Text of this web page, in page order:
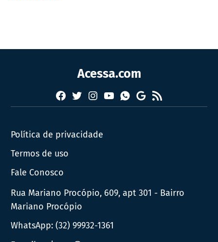
Acessa.com
Facebook
TwitterInstagram
YouTubeWhatsapp
Google
News
RSS
Política de privacidade
Termos de uso
Fale Conosco
Rua Mariano Procópio, 609, apt 301 - Bairro
Mariano Procópio
WhatsApp:(32) 99932-1361